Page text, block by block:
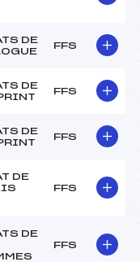
DE
FFS
DE
FFS
DE
FFS
DE
FFS
DE
FFS